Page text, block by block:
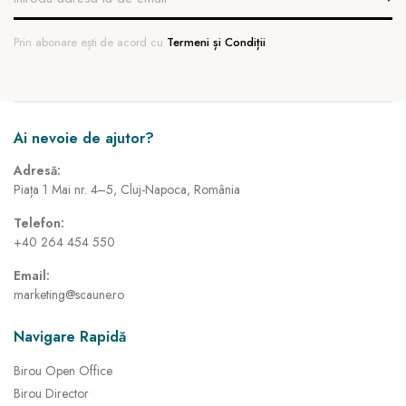
Prin abonare ești de acord cu Termeni și Condiții
Ai nevoie de ajutor?
Adresă:
Piața 1 Mai nr. 4–5, Cluj-Napoca, România
Telefon:
+40 264 454 550
Email:
marketing@scaune.ro
Navigare Rapidă
Birou Open Office
Birou Director